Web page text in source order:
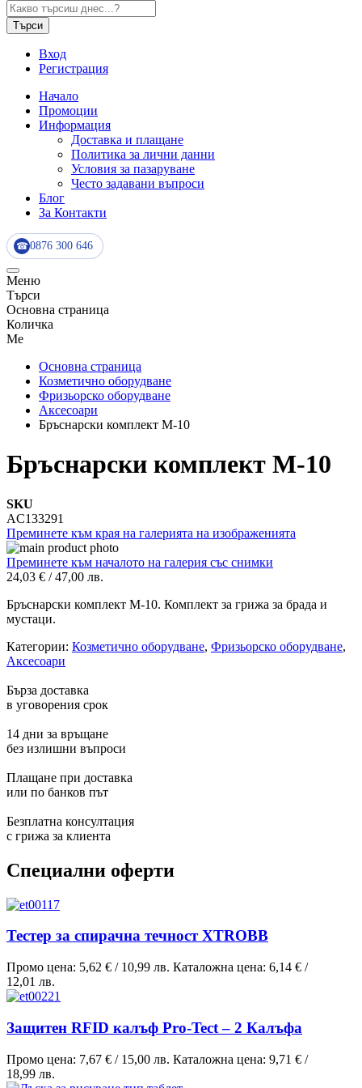
Търси
Вход
Регистрация
Начало
Промоции
Информация
Доставка и плащане
Политика за лични данни
Условия за пазаруване
Често задавани въпроси
Блог
За Контакти
☎ 0876 300 646
Меню
Търси
Основна страница
Количка
Me
Основна страница
Козметично оборудване
Фризьорско оборудване
Аксесоари
Бръснарски комплект M-10
Бръснарски комплект M-10
SKU
AC133291
Преминете към края на галерията на изображенията
Преминете към началото на галерия със снимки
24,03 € /47,00 лв.
Бръснарски комплект M-10. Комплект за грижа за брада и
мустаци.
Категории: Козметично оборудване, Фризьорско оборудване,
Аксесоари
Бърза доставка
в уговорения срок
14 дни за връщане
без излишни въпроси
Плащане при доставка
или по банков път
Безплатна консултация
с грижа за клиента
Специални оферти
Тестер за спирачна течност XTROBB
Промо цена: 5,62 € / 10,99 лв. Каталожна цена: 6,14 € /
12,01 лв.
Защитен RFID калъф Pro-Tect – 2 Калъфа
Промо цена: 7,67 € / 15,00 лв. Каталожна цена: 9,71 € /
18,99 лв.